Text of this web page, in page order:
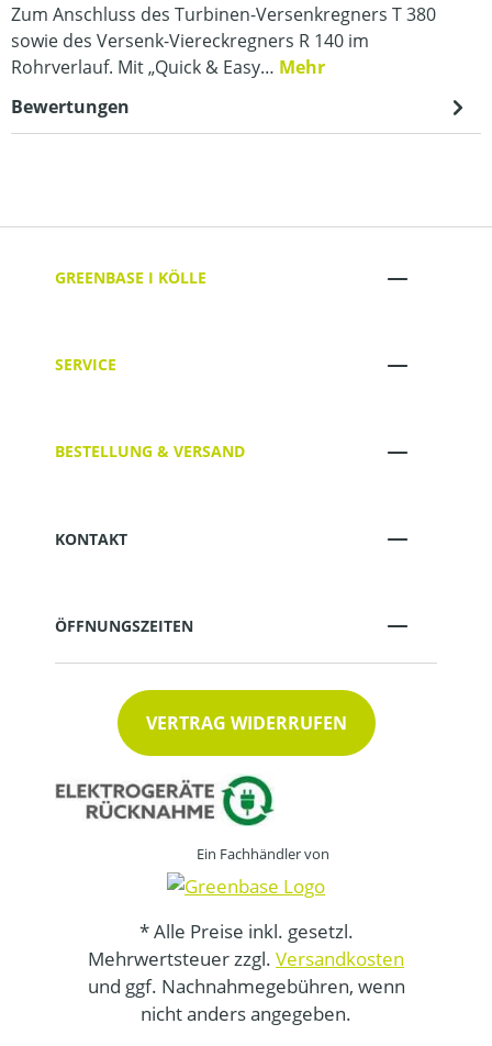
Zum Anschluss des Turbinen-Versenkregners T 380
sowie des Versenk-Viereckregners R 140 im
Rohrverlauf. Mit „Quick & Easy… Mehr
Bewertungen
GREENBASE I KÖLLE
SERVICE
BESTELLUNG & VERSAND
KONTAKT
ÖFFNUNGSZEITEN
VERTRAG WIDERRUFEN
Ein Fachhändler von
* Alle Preise inkl. gesetzl.
Mehrwertsteuer zzgl. Versandkosten
und ggf. Nachnahmegebühren, wenn
nicht anders angegeben.